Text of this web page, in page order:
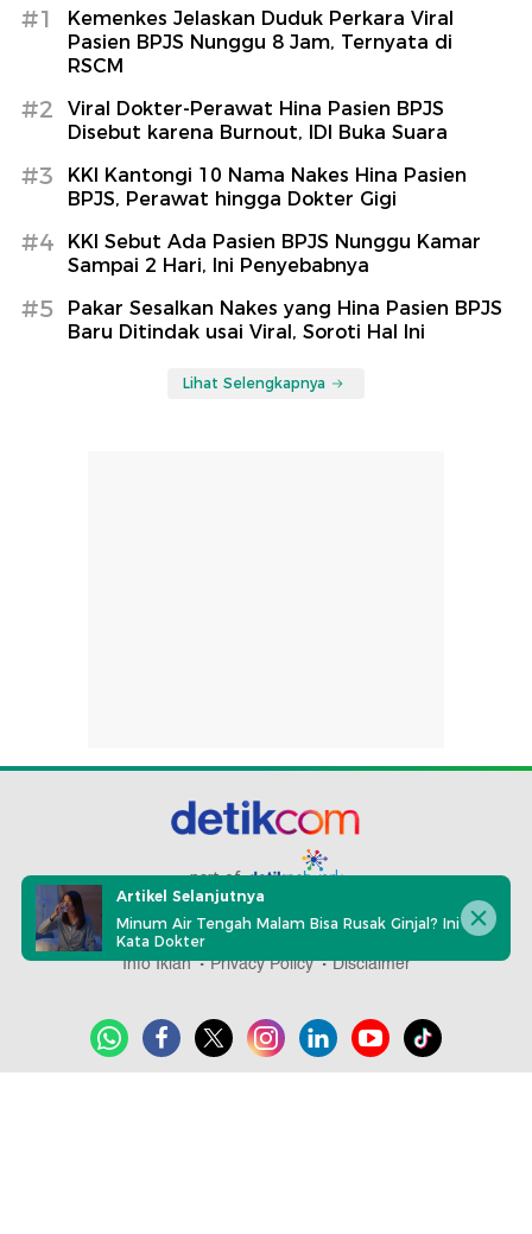
#1
Kemenkes Jelaskan Duduk Perkara Viral
Pasien BPJS Nunggu 8 Jam, Ternyata di
RSCM
#2
Viral Dokter-Perawat Hina Pasien BPJS
Disebut karena Burnout, IDI Buka Suara
#3
KKI Kantongi 10 Nama Nakes Hina Pasien
BPJS, Perawat hingga Dokter Gigi
#4
KKI Sebut Ada Pasien BPJS Nunggu Kamar
Sampai 2 Hari, Ini Penyebabnya
#5
Pakar Sesalkan Nakes yang Hina Pasien BPJS
Baru Ditindak usai Viral, Soroti Hal Ini
Lihat Selengkapnya
part of
Redaksi Pedoman Media Siber Karir
Kotak Pos
Info Iklan
Privacy Policy Disclaimer
Artikel Selanjutnya
Minum Air Tengah Malam Bisa Rusak Ginjal? Ini
Kata Dokter